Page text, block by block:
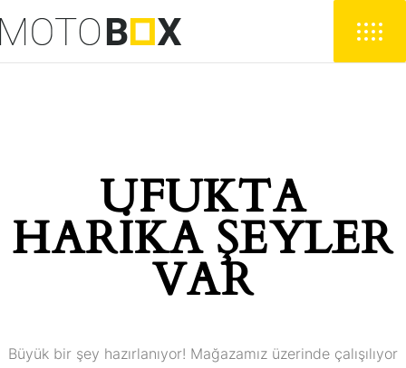
UFUKTA
HARIKA ŞEYLER
VAR
Büyük bir şey hazırlanıyor! Mağazamız üzerinde çalışılıyor